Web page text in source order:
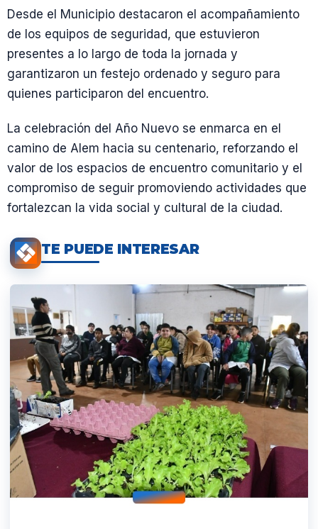
Desde el Municipio destacaron el acompañamiento
de los equipos de seguridad, que estuvieron
presentes a lo largo de toda la jornada y
garantizaron un festejo ordenado y seguro para
quienes participaron del encuentro.
La celebración del Año Nuevo se enmarca en el
camino de Alem hacia su centenario, reforzando el
valor de los espacios de encuentro comunitario y el
compromiso de seguir promoviendo actividades que
fortalezcan la vida social y cultural de la ciudad.
TE PUEDE INTERESAR